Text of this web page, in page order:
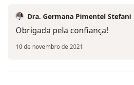
Dra. Germana Pimentel Stefani
Obrigada pela confiança!
10 de novembro de 2021